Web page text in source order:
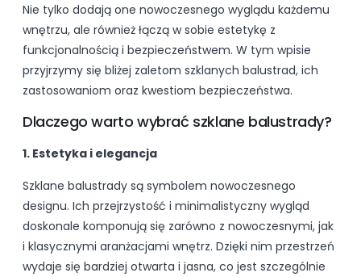
Nie tylko dodają one nowoczesnego wyglądu każdemu
wnętrzu, ale również łączą w sobie estetykę z
funkcjonalnością i bezpieczeństwem. W tym wpisie
przyjrzymy się bliżej zaletom szklanych balustrad, ich
zastosowaniom oraz kwestiom bezpieczeństwa.
Dlaczego warto wybrać szklane balustrady?
1. Estetyka i elegancja
Szklane balustrady są symbolem nowoczesnego
designu. Ich przejrzystość i minimalistyczny wygląd
doskonale komponują się zarówno z nowoczesnymi, jak
i klasycznymi aranżacjami wnętrz. Dzięki nim przestrzeń
wydaje się bardziej otwarta i jasna, co jest szczególnie